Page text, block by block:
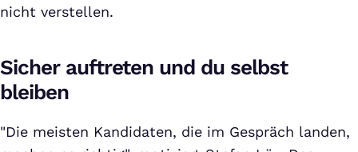
nicht verstellen.
Sicher auftreten und du selbst
bleiben
"Die meisten Kandidaten, die im Gespräch landen,